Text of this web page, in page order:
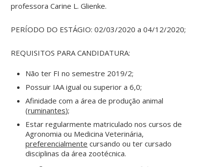
professora Carine L. Glienke.
PERÍODO DO ESTÁGIO: 02/03/2020 a 04/12/2020;
REQUISITOS PARA CANDIDATURA:
Não ter FI no semestre 2019/2;
Possuir IAA igual ou superior a 6,0;
Afinidade com a área de produção animal
(ruminantes);
Estar regularmente matriculado nos cursos de
Agronomia ou Medicina Veterinária,
preferencialmente cursando ou ter cursado
disciplinas da área zootécnica.